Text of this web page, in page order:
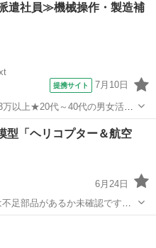
遣社員≫機械操作・製造補
提携サイト 7月10日
以上★20代～40代の男女活躍
カー通勤OK＆無料駐車場完
黒川郡大和町》 人気の工
型「ヘリコプター＆航空
6月24日
足部品があるか未確認です。